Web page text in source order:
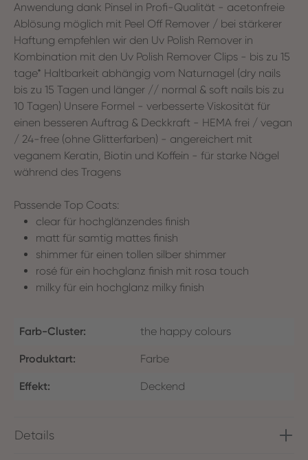
Anwendung dank Pinsel in Profi-Qualität - acetonfreie
Ablösung möglich mit Peel Off Remover / bei stärkerer
Haftung empfehlen wir den Uv Polish Remover in
Kombination mit den Uv Polish Remover Clips - bis zu 15
tage* Haltbarkeit abhängig vom Naturnagel (dry nails
bis zu 15 Tagen und länger // normal & soft nails bis zu
10 Tagen) Unsere Formel - verbesserte Viskosität für
einen besseren Auftrag & Deckkraft - HEMA frei / vegan
/ 24-free (ohne Glitterfarben) - angereichert mit
veganem Keratin, Biotin und Koffein - für starke Nägel
während des Tragens
Passende Top Coats:
clear für hochglänzendes finish
matt für samtig mattes finish
shimmer für einen tollen silber shimmer
rosé für ein hochglanz finish mit rosa touch
milky für ein hochglanz milky finish
Farb-Cluster: the happy colours
Produktart: Farbe
Effekt: Deckend
Details